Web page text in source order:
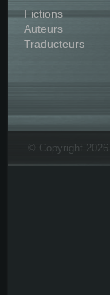
Fictions
Auteurs
Traducteurs
© Copyright